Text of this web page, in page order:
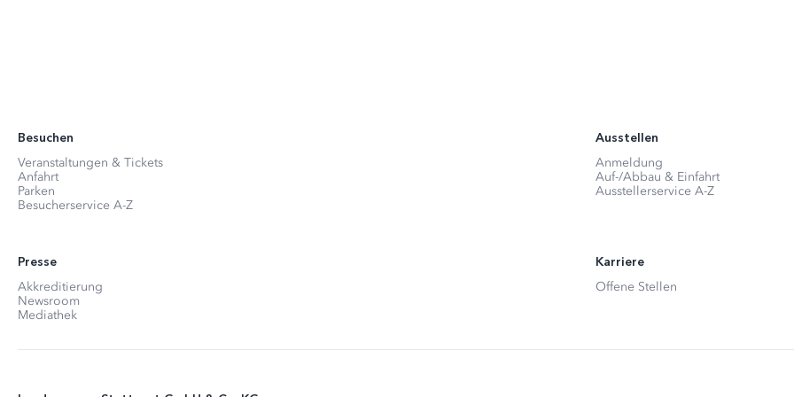
Besuchen
Veranstaltungen & Tickets
Anfahrt
Parken
Besucherservice A-Z
Ausstellen
Anmeldung
Auf-/Abbau & Einfahrt
Ausstellerservice A-Z
Presse
Akkreditierung
Newsroom
Mediathek
Karriere
Offene Stellen